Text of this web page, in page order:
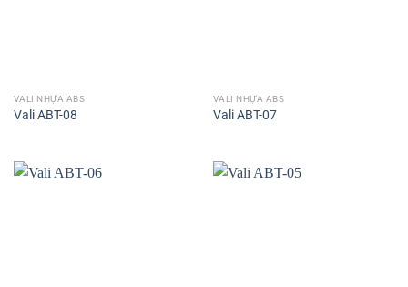
VALI NHỰA ABS
Vali ABT-08
VALI NHỰA ABS
Vali ABT-07